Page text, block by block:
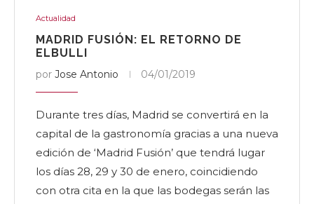
Actualidad
MADRID FUSIÓN: EL RETORNO DE
ELBULLI
por Jose Antonio 04/01/2019
Durante tres días, Madrid se convertirá en la
capital de la gastronomía gracias a una nueva
edición de ‘Madrid Fusión’ que tendrá lugar
los días 28, 29 y 30 de enero, coincidiendo
con otra cita en la que las bodegas serán las